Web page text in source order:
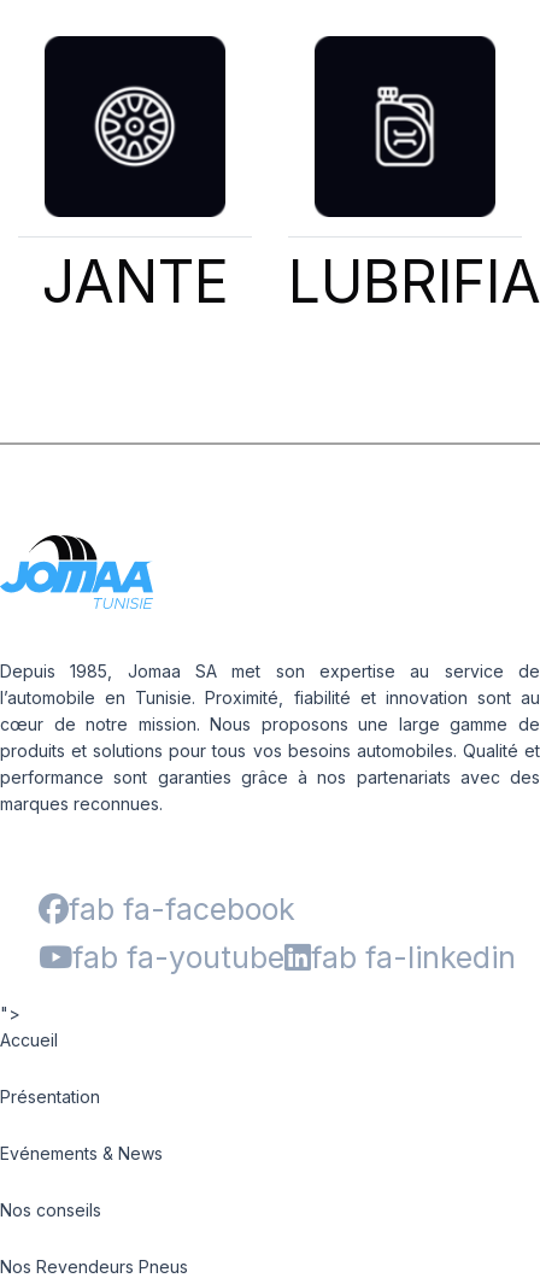
JANTE
Depuis 1985, Jomaa SA met son expertise au service de
l’automobile en Tunisie. Proximité, fiabilité et innovation sont au
cœur de notre mission. Nous proposons une large gamme de
produits et solutions pour tous vos besoins automobiles. Qualité et
performance sont garanties grâce à nos partenariats avec des
marques reconnues.
fab fa-facebook
fab fa-youtube
fab fa-linkedin
">
Accueil
Présentation
Evénements & News
Nos conseils
Nos Revendeurs Pneus